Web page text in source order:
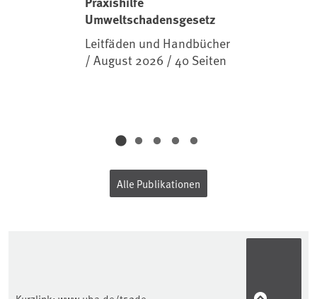
Umweltschadensgesetz
Leitfäden und Handbücher
/ August 2026 / 40 Seiten
Alle Publikationen